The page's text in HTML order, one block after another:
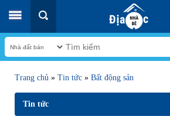
Trang chủ » Tin tức » Bất động sản
Tin tức